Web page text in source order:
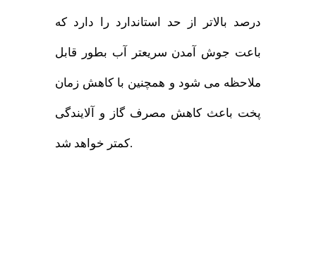
درصد بالاتر از حد استاندارد را دارد که
باعت جوش آمدن سریعتر آب بطور قابل
ملاحظه می شود و همچنین با کاهش زمان
پخت باعث کاهش مصرف گاز و آلایندگی
کمتر خواهد شد.